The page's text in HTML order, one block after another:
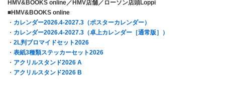
HMV&BOOKS online／HMV店舗／ローソン店頭Loppi
■HMV&BOOKS online
・ カレンダー2026.4-2027.3（ポスターカレンダー）
・ カレンダー2026.4-2027.3（卓上カレンダー［通常版］）
・ 2L判ブロマイドセット2026
・ 表紙3種類ステッカーセット2026
・ アクリルスタンド2026 A
・ アクリルスタンド2026 B